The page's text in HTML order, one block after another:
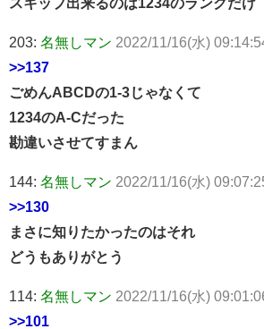
203: 名無しマン 2022/11/16(水)
>>137
ごめんABCDの1-3じゃなくて
1234のA-Cだった
勘違いさせてすまん
144: 名無しマン 2022/11/16(水)
>>130
まさに知りたかったのはそれ
どうもありがとう
114: 名無しマン 2022/11/16(水)
>>101